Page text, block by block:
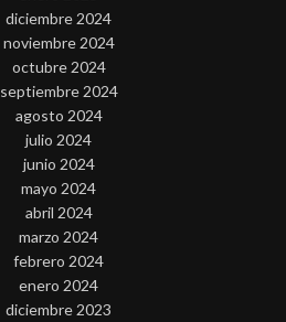
diciembre 2024
noviembre 2024
octubre 2024
septiembre 2024
agosto 2024
julio 2024
junio 2024
mayo 2024
abril 2024
marzo 2024
febrero 2024
enero 2024
diciembre 2023